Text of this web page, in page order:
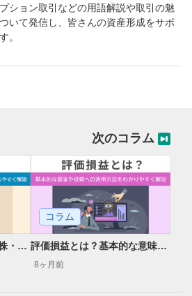
ション取引などの用語解説や取引の魅
いて発信し、皆さんの資産形成をサポ
。
債券とは？基礎知識から株・投資信託との違いまでわかりやすく解説
次のコラム
コラム
評価損益とは？基本的な意味や投資への活用方法をわかりやすく解説
8ヶ月前